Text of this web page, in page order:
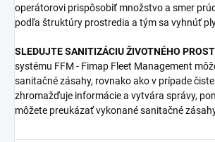
operátorovi prispôsobiť množstvo a smer
podľa štruktúry prostredia a tým sa vyhnúť
SLEDUJTE SANITIZÁCIU ŽIVOTNÉHO
systému FFM - Fimap Fleet Management
sanitačné zásahy, rovnako ako v prípade
zhromažďuje informácie a vytvára správy,
môžete preukázať vykonané sanitačné